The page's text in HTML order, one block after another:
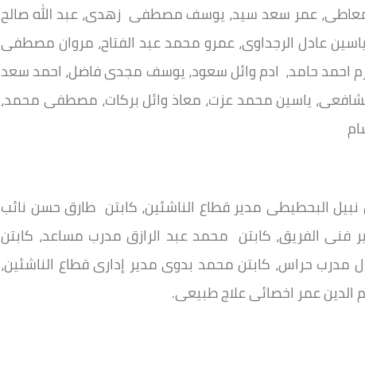
عمر سعد سيد، يوسف مصطفى زهدى، عبد الله صالح
عادل الرجداوى، عمرو محمد عبد الفتاح، مروان مصطفى
احمد حامد، ادم وائل سعود، يوسف مجدى فاضل، احمد سعد
ياسين محمد عزت، معاذ وائل بركات، مصطفى محمد،
البحطيطى مدير قطاع الناشئين، كابتن طارق حسن نائب
الفريق، كابتن محمد عبد الرازق مدرب مساعد، كابتن
حراس، كابتن محمد بدوى مدير إدارى قطاع الناشئين،
الدين عمر اخصائى علاج طبيعى.